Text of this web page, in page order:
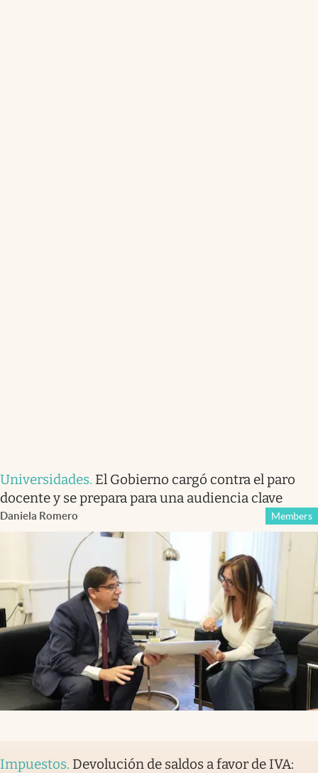
Universidades. El Gobierno cargó contra el paro
docente y se prepara para una audiencia clave
Daniela Romero Members
Impuestos. Devolución de saldos a favor de IVA: